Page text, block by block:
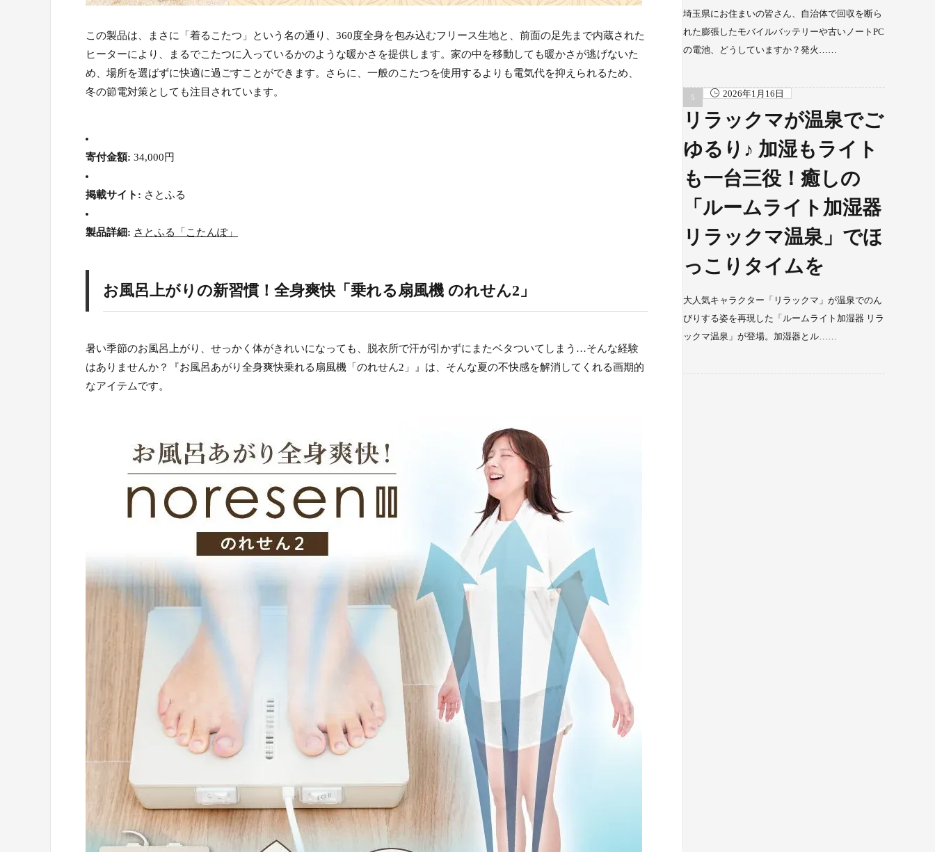
この製品は、まさに「着るこたつ」という名の通り、360度全身を包み込むフリース生地と、前面の足先まで内蔵された
ヒーターにより、まるでこたつに入っているかのような暖かさを提供します。家の中を移動しても暖かさが逃げないた
め、場所を選ばずに快適に過ごすことができます。さらに、一般のこたつを使用するよりも電気代を抑えられるため、
冬の節電対策としても注目されています。
寄付金額: 34,000円
掲載サイト: さとふる
製品詳細: さとふる「こたんぽ」
お風呂上がりの新習慣！全身爽快「乗れる扇風機 のれせん2」
暑い季節のお風呂上がり、せっかく体がきれいになっても、脱衣所で汗が引かずにまたベタついてしまう…そんな経験
はありませんか？『お風呂あがり全身爽快乗れる扇風機「のれせん2」』は、そんな夏の不快感を解消してくれる画期的
なアイテムです。
埼玉県にお住まいの皆さん、自治体で回収を断ら
れた膨張したモバイルバッテリーや古いノートPC
の電池、どうしていますか？発火……
2026年1月16日
リラックマが温泉でご
ゆるり♪ 加湿もライト
も一台三役！癒しの
「ルームライト加湿器
リラックマ温泉」でほ
っこりタイムを
大人気キャラクター「リラックマ」が温泉でのん
びりする姿を再現した「ルームライト加湿器 リラ
ックマ温泉」が登場。加湿器とル……